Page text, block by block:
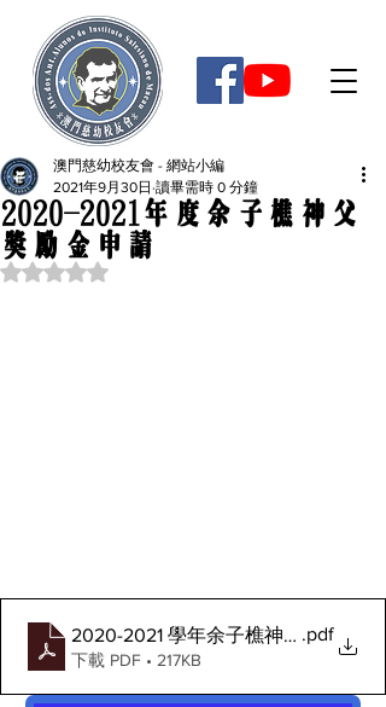
2020-2021年度余子樵神父
獎勵金申請
澳門慈幼校友會 - 網站小編
2021年9月30日 讀畢需時 0 分鐘
評等為 NaN（最高為 5 顆星）。
2020-2021 學年余子樵神父獎勵金申
.pdf
下載 PDF • 217KB